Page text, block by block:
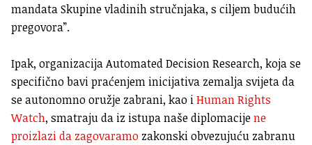
mandata Skupine vladinih stručnjaka, s ciljem budućih
pregovora”.
Ipak, organizacija Automated Decision Research, koja se
specifično bavi praćenjem inicijativa zemalja svijeta da
se autonomno oružje zabrani, kao iHuman Rights
Watch, smatraju da iz istupa naše diplomacijene
proizlazi da zagovaramo zakonski obvezujuću zabranu